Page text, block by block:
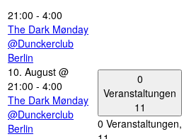
21:00 - 4:00
The Dark Mønday
@Dunckerclub
Berlin
10. August @
21:00 - 4:00
The Dark Mønday
@Dunckerclub
Berlin
0
Veranstaltungen
11
0 Veranstaltungen,